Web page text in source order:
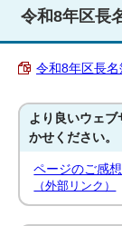
令和8年区長
令和8年区長名
より良いウェ
かせください。
ページのご感
（外部リンク）